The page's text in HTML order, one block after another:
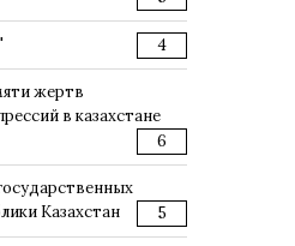
4
жертв
в казахстане
6
Казахстан
5